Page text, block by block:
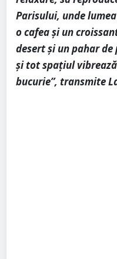
Parisului, unde
o cafea și un
desert și un pahar
și tot spațiul
bucurie”, transmite